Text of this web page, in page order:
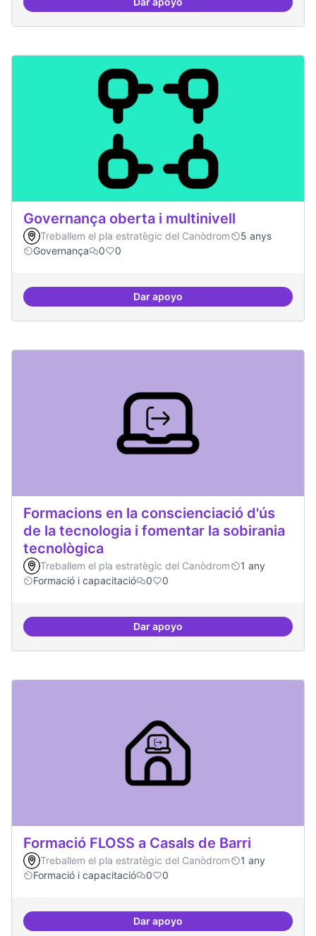
Grades democràtiques
Governança oberta i multinivell
Treballem el pla estratègic del Canòdrom
5 anys
Governança
0 0
Dar apoyoGovernança oberta i multinivell
Formacions en la conscienciació d'ús
de la tecnologia i fomentar la sobirania
tecnològica
Treballem el pla estratègic del Canòdrom
1 any
Formació i capacitació
0 0
Dar apoyoFormacions en la
Formació FLOSS a Casals de Barri
Treballem el pla estratègic del Canòdrom
1 any
Formació i capacitació
0 0
Dar apoyoFormació FLOSS a Casals de